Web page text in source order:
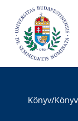
Könyv/